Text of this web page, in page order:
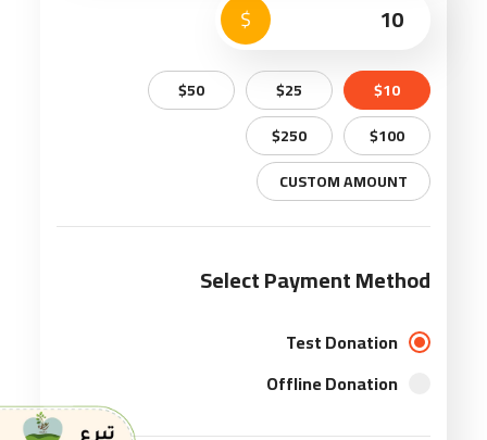
$
$10
$25
$50
$100
$250
CUSTOM AMOUNT
Select Payment Method
Test Donation
Offline Donation